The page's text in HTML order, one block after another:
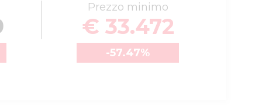
Prezzo minimo
€ 33.472
-57.47%